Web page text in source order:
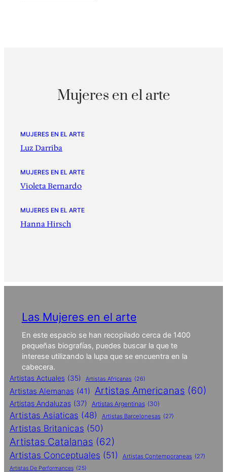
Mujeres en el arte
MUJERES EN EL ARTE
Luz Darriba
MUJERES EN EL ARTE
Violeta Bernardo
MUJERES EN EL ARTE
Hanna Hirsch
Las Mujeres en el arte
En este espacio se han recopilado cerca de 1400
pequeñas biografías, puedes buscar la que te
interese utilizando la lupa que se encuentra en la
cabecera.
Artistas Actuales (35) Artistas Africanas (26)
Artistas Alemanas (41) Artistas Americanas (60)
Artistas Andaluzas (37) Artistas Argentinas (30)
Artistas Asiaticas (48) Artistas Barcelonesas (27)
Artistas Britanicas (50)
Artistas Catalanas (62)
Artistas Conceptuales (51) Artistas Contemporaneas (27)
Artistas De Performances (25)